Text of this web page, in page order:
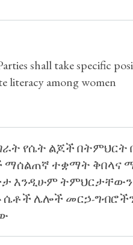
shall take specific
literacy among women
የሴት ልጆች በትምህርት
ማሰልጠኛ ተቋማት ቅበላና
እንዲሁም
ሴቶች ሌሎች መርኃ-